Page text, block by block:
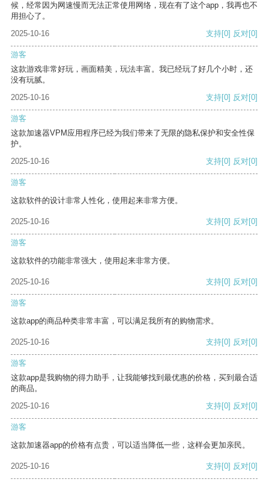
候，经常因为网速慢而无法正常使用网络，现在有了这个app，我再也不
用担心了。
2025-10-16
支持[0] 反对[0]
游客
这款游戏非常好玩，画面精美，玩法丰富。我已经玩了好几个小时，还
没有玩腻。
2025-10-16
支持[0] 反对[0]
游客
这款加速器VPM应用程序已经为我们带来了无限的隐私保护和安全性保
护。
2025-10-16
支持[0] 反对[0]
游客
这款软件的设计非常人性化，使用起来非常方便。
2025-10-16 支持[0] 反对[0]
游客
这款软件的功能非常强大，使用起来非常方便。
2025-10-16 支持[0] 反对[0]
游客
这款app的商品种类非常丰富，可以满足我所有的购物需求。
2025-10-16 支持[0] 反对[0]
游客
这款app是我购物的得力助手，让我能够找到最优惠的价格，买到最合适
的商品。
2025-10-16
支持[0] 反对[0]
游客
这款加速器app的价格有点贵，可以适当降低一些，这样会更加亲民。
2025-10-16 支持[0] 反对[0]